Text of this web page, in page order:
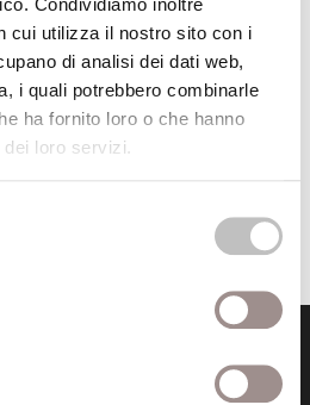
cui utilizza il nostro sito con i
di analisi dei dati web,
i quali potrebbero combinarle
ha fornito loro o che hanno
loro servizi.
culturale